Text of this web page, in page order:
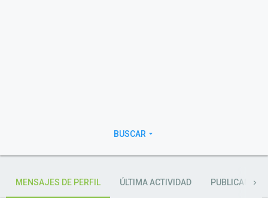
BUSCAR
MENSAJES DE PERFIL ÚLTIMA ACTIVIDAD PUBLICANDO